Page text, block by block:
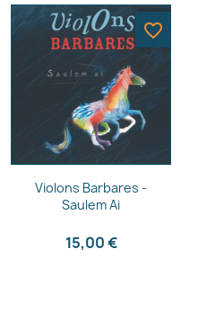
Aperçu rapide
Violons Barbares -
Saulem Ai
15,00 €
favorite_border